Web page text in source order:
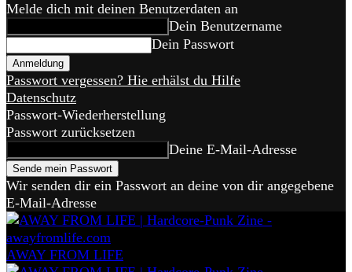
Melde dich mit deinen Benutzerdaten an
Dein Benutzername
Dein Passwort
Passwort vergessen? Hie erhälst du Hilfe
Datenschutz
Passwort-Wiederherstellung
Passwort zurücksetzen
Deine E-Mail-Adresse
Wir senden dir ein Passwort an deine von dir angegebene
E-Mail-Adresse
AWAY FROM LIFE